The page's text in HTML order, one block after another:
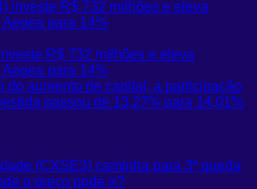
R$ 732 milhões e eleva
para 14%
do aumento de capital, a participação
passou de 13,27% para 14,01%